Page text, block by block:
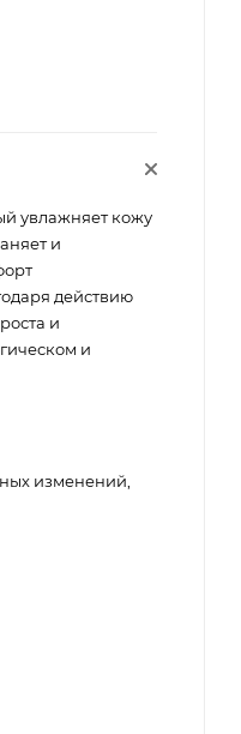
увлажняет кожу
и
действию
и
и
изменений,